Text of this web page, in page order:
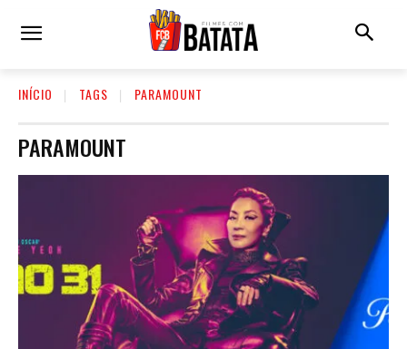
INÍCIO TAGS PARAMOUNT
PARAMOUNT